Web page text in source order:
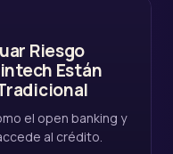
Riesgo
Están
el open banking y
al crédito.